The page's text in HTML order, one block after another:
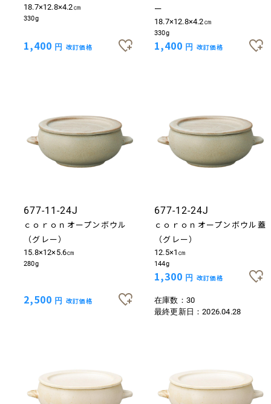
18.7×12.8×4.2㎝
330g
1,400 円 改訂価格
ー
18.7×12.8×4.2㎝
330g
1,400 円 改訂価格
677-11-24J
ｃｏｒｏｎオープンボウル
（グレー）
15.8×12×5.6㎝
280g
2,500 円 改訂価格
677-12-24J
ｃｏｒｏｎオープンボウル蓋
（グレー）
12.5×1㎝
144g
1,300 円 改訂価格
在庫数：30
最終更新日：2026.04.28